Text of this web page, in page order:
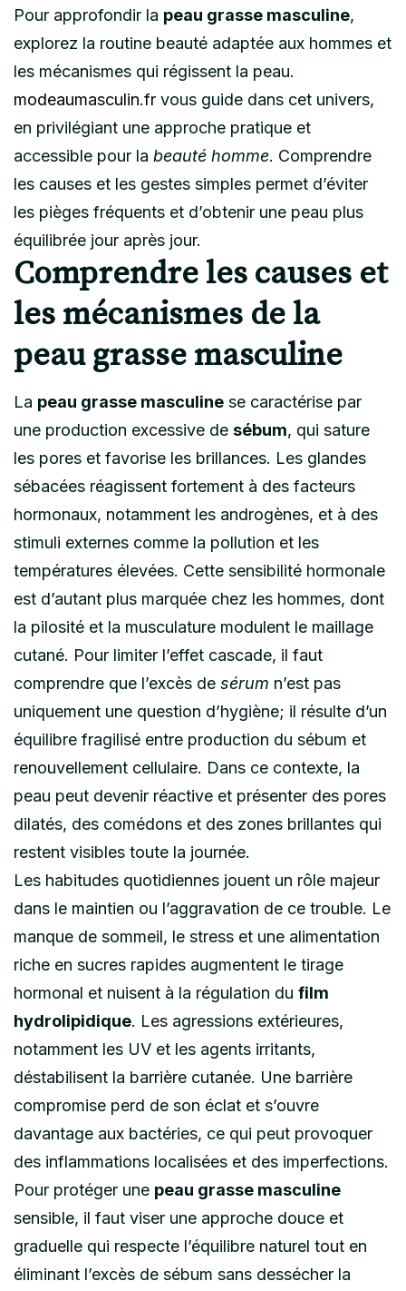
Pour approfondir la peau grasse masculine,
explorez la routine beauté adaptée aux hommes et
les mécanismes qui régissent la peau.
modeaumasculin.fr vous guide dans cet univers,
en privilégiant une approche pratique et
accessible pour la beauté homme. Comprendre
les causes et les gestes simples permet d’éviter
les pièges fréquents et d’obtenir une peau plus
équilibrée jour après jour.
Comprendre les causes et
les mécanismes de la
peau grasse masculine
La peau grasse masculine se caractérise par
une production excessive de sébum, qui sature
les pores et favorise les brillances. Les glandes
sébacées réagissent fortement à des facteurs
hormonaux, notamment les androgènes, et à des
stimuli externes comme la pollution et les
températures élevées. Cette sensibilité hormonale
est d’autant plus marquée chez les hommes, dont
la pilosité et la musculature modulent le maillage
cutané. Pour limiter l’effet cascade, il faut
comprendre que l’excès de sérum n’est pas
uniquement une question d’hygiène; il résulte d’un
équilibre fragilisé entre production du sébum et
renouvellement cellulaire. Dans ce contexte, la
peau peut devenir réactive et présenter des pores
dilatés, des comédons et des zones brillantes qui
restent visibles toute la journée.
Les habitudes quotidiennes jouent un rôle majeur
dans le maintien ou l’aggravation de ce trouble. Le
manque de sommeil, le stress et une alimentation
riche en sucres rapides augmentent le tirage
hormonal et nuisent à la régulation du film
hydrolipidique. Les agressions extérieures,
notamment les UV et les agents irritants,
déstabilisent la barrière cutanée. Une barrière
compromise perd de son éclat et s’ouvre
davantage aux bactéries, ce qui peut provoquer
des inflammations localisées et des imperfections.
Pour protéger une peau grasse masculine
sensible, il faut viser une approche douce et
graduelle qui respecte l’équilibre naturel tout en
éliminant l’excès de sébum sans dessécher la